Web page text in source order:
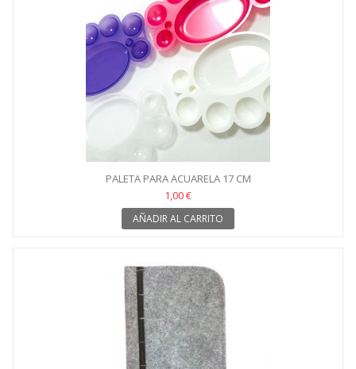
PALETA PARA ACUARELA 17 CM
1,00 €
AÑADIR AL CARRITO